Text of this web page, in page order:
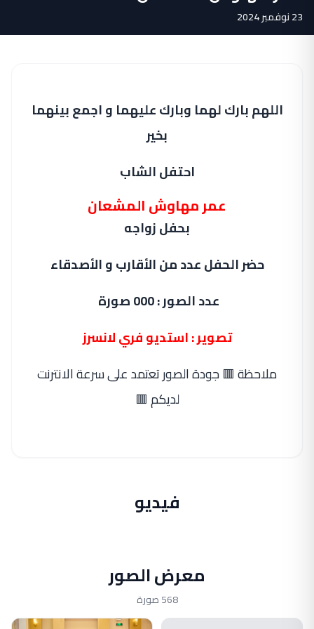
23 نوفمبر 2024
اللهم بارك لهما وبارك عليهما و اجمع بينهما
بخير
احتفل الشاب
عمر مهاوش المشعان
بحفل زواجه
حضر الحفل عدد من الأقارب و الأصدقاء
عدد الصور : 000 صورة
تصوير : استديو فري لانسرز
ملاحظة 🟥 جودة الصور تعتمد على سرعة الانترنت
لديكم 🟥
فيديو
معرض الصور
568 صورة